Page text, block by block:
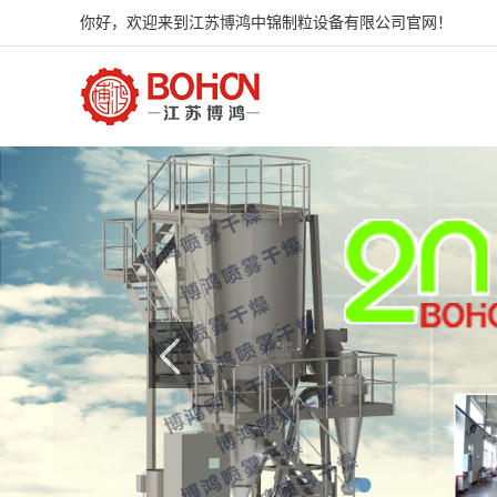
你好，欢迎来到江苏博鸿中锦制粒设备有限公司官网！